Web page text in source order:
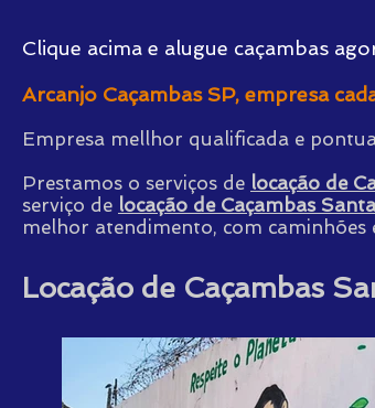
Clique acima e alugue caçambas
Arcanjo Caçambas SP, empresa
Empresa mellhor qualificada e
Prestamos o serviços de locação de
serviço de locação de Caçambas
melhor atendimento, com
Locação de Caçambas